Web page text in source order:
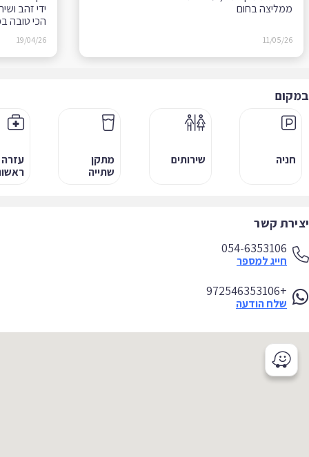
ממליצה בחום
11/05/26
הכי טובה
19/04/26
חניה שירותים
מתקן
שתייה
עזרה
ראשונה
קשר
054-6353106
חייג למספר
+972546353106
שלח הודעה